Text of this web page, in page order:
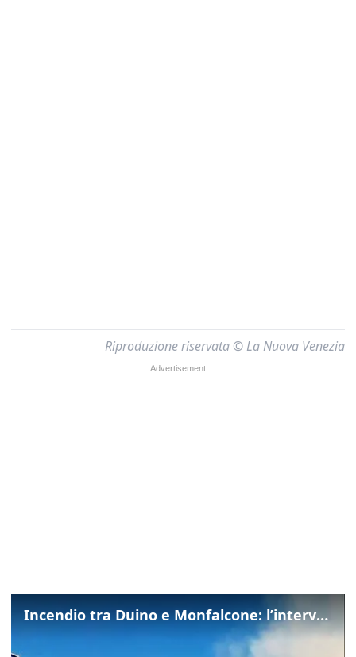
Riproduzione riservata © La Nuova Venezia
Incendio tra Duino e Monfalcone: l’intervento dei vigili del fuoco